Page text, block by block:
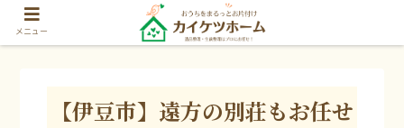
【伊豆市】遠方の別荘もお任せ
メニュー